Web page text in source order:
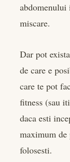
miscare.
Dar pot
de care e
care te pot
fitness (sau
daca esti
maximum de
folosesti.